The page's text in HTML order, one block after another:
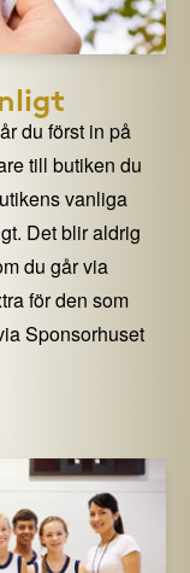
du först in på
till butiken du
vanliga
Det blir aldrig
du går via
för den som
Sponsorhuset